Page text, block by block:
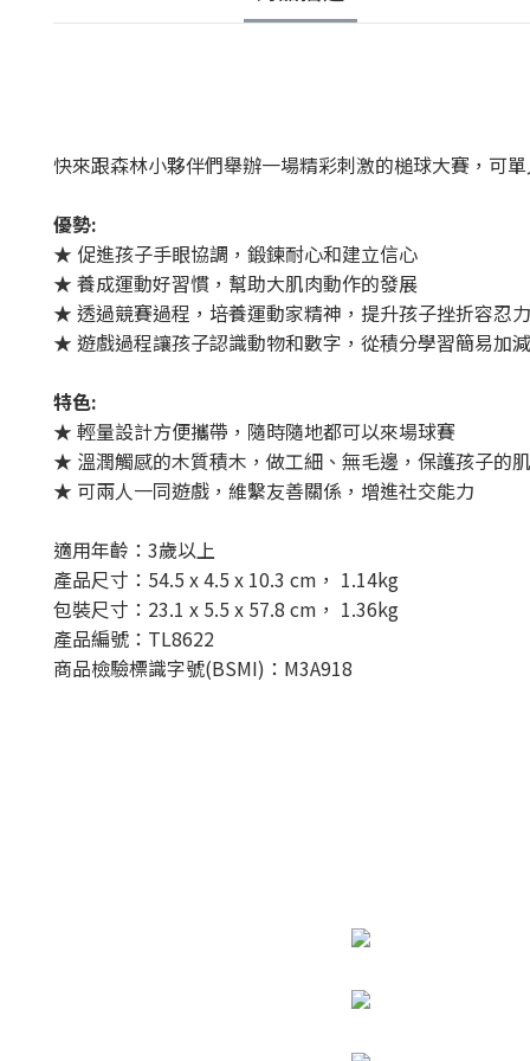
快來跟森林小夥伴們舉辦一場精彩刺激的槌球大賽，可
優勢:
★ 促進孩子手眼協調，鍛鍊耐心和建立信心
★ 養成運動好習慣，幫助大肌肉動作的發展
★ 透過競賽過程，培養運動家精神，提升孩子挫折容忍力
★ 遊戲過程讓孩子認識動物和數字，從積分學習簡易加
特色:
★ 輕量設計方便攜帶，隨時隨地都可以來場球賽
★ 溫潤觸感的木質積木，做工細、無毛邊，保護孩子的
★ 可兩人一同遊戲，維繫友善關係，增進社交能力
適用年齡：3歲以上
產品尺寸：54.5 x 4.5 x 10.3 cm， 1.14kg
包裝尺寸：23.1 x 5.5 x 57.8 cm， 1.36kg
產品編號：TL8622
商品檢驗標識字號(BSMI)：M3A918